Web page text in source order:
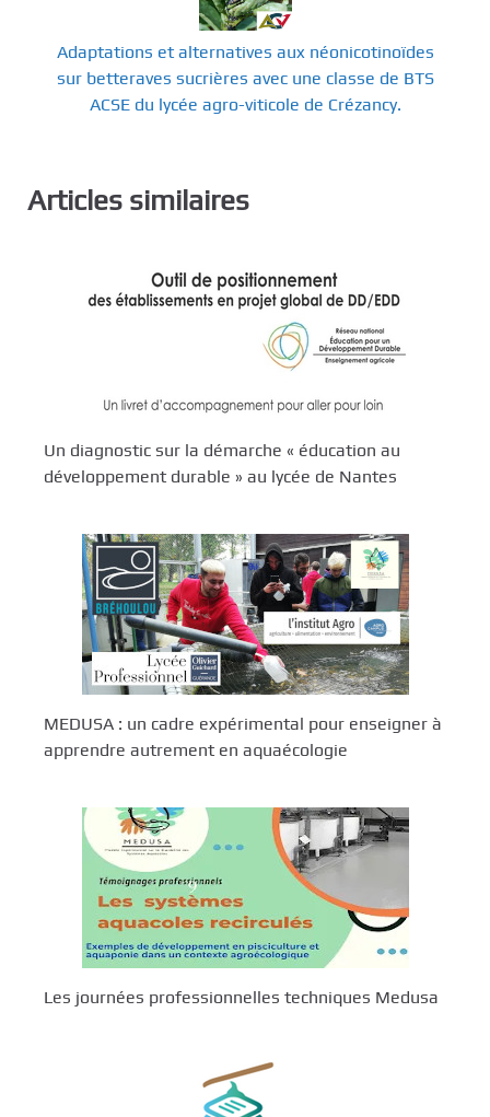
Adaptations et alternatives aux néonicotinoïdes
sur betteraves sucrières avec une classe de BTS
ACSE du lycée agro-viticole de Crézancy.
Articles similaires
Un diagnostic sur la démarche « éducation au
développement durable » au lycée de Nantes
MEDUSA : un cadre expérimental pour enseigner à
apprendre autrement en aquaécologie
Les journées professionnelles techniques Medusa